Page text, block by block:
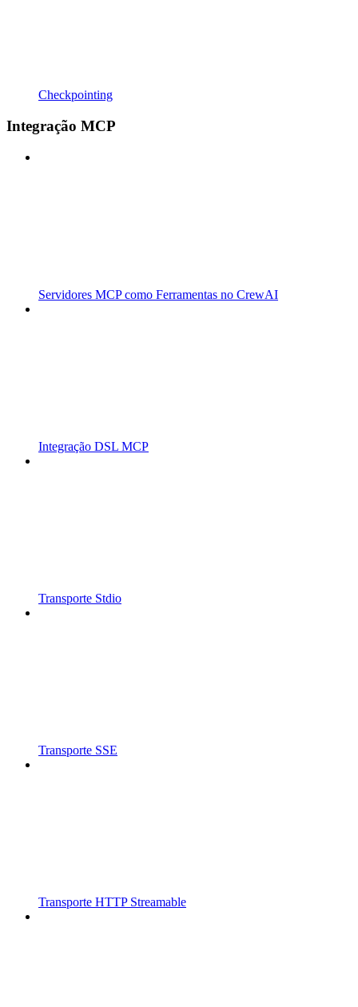
Checkpointing
Integração MCP
Servidores MCP como Ferramentas no CrewAI
Integração DSL MCP
Transporte Stdio
Transporte SSE
Transporte HTTP Streamable